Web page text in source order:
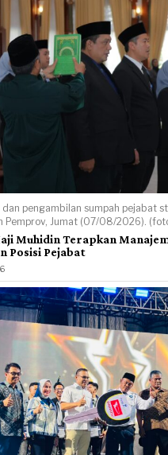
dan pengambilan sumpah pejabat
Pemprov, Jumat (07/08/2026).
Muhidin Terapkan
Posisi Pejabat